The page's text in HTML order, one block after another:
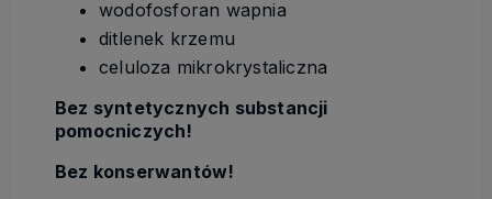
wodofosforan wapnia
ditlenek krzemu
celuloza mikrokrystaliczna
Bez syntetycznych substancji
pomocniczych!
Bez konserwantów!